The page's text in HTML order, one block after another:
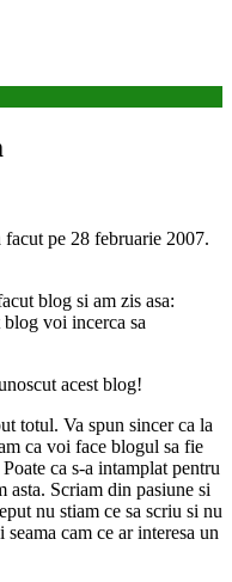
pe 28 februarie 2007.
blog si am zis asa:
blog voi incerca sa
acest blog!
totul. Va spun sincer ca la
ca voi face blogul sa fie
ca s-a intamplat pentru
asta. Scriam din pasiune si
nu stiam ce sa scriu si nu
seama cam ce ar interesa un